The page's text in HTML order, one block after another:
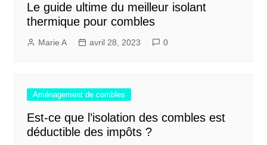
Le guide ultime du meilleur isolant
thermique pour combles
Marie A avril 28, 2023 0
Aménagement de combles
Est-ce que l’isolation des combles est
déductible des impôts ?